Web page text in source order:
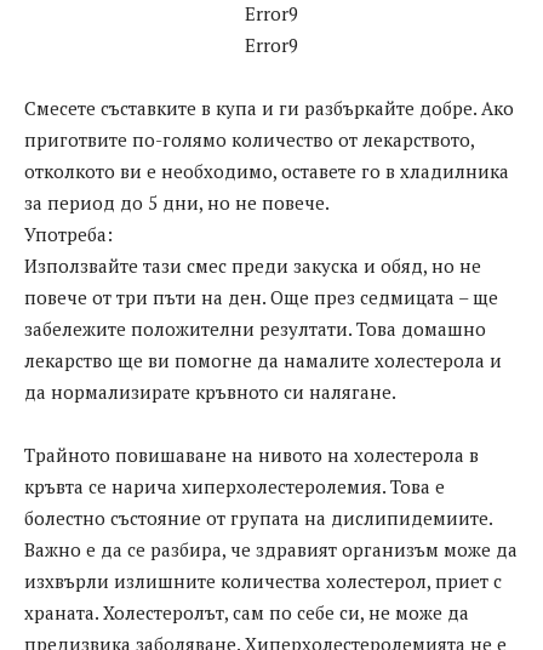
Error9
Error9
Смесете съставките в купа и ги разбъркайте добре. Ако
приготвите по-голямо количество от лекарството,
отколкото ви е необходимо, оставете го в хладилника
за период до 5 дни, но не повече.
Употреба:
Използвайте тази смес преди закуска и обяд, но не
повече от три пъти на ден. Още през седмицата – ще
забележите положителни резултати. Това домашно
лекарство ще ви помогне да намалите холестерола и
да нормализирате кръвното си налягане.
Трайното повишаване на нивото на холестерола в
кръвта се нарича хиперхолестеролемия. Това е
болестно състояние от групата на дислипидемиите.
Важно е да се разбира, че здравият организъм може да
изхвърли излишните количества холестерол, приет с
храната. Холестеролът, сам по себе си, не може да
предизвика заболяване. Хиперхолестеролемията не е